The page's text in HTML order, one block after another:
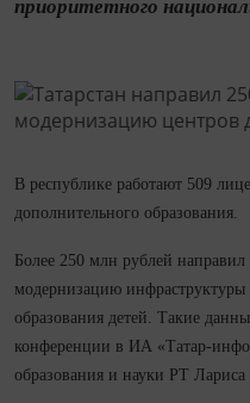
приоритетного
В республике работают 509
дополнительного образования.
Более 250 млн рублей направил
модернизацию инфраструктуры
образования детей. Такие
конференции в ИА «Татар-
образования и науки РТ Лариса